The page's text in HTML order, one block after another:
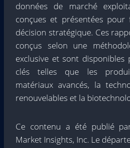
données de marché
conçues et présentées
décision stratégique. Ces
conçus selon une
exclusive et sont disponibles
clés telles que les
matériaux avancés, la
renouvelables et la
Ce contenu a été publié
Market Insights, Inc. Le